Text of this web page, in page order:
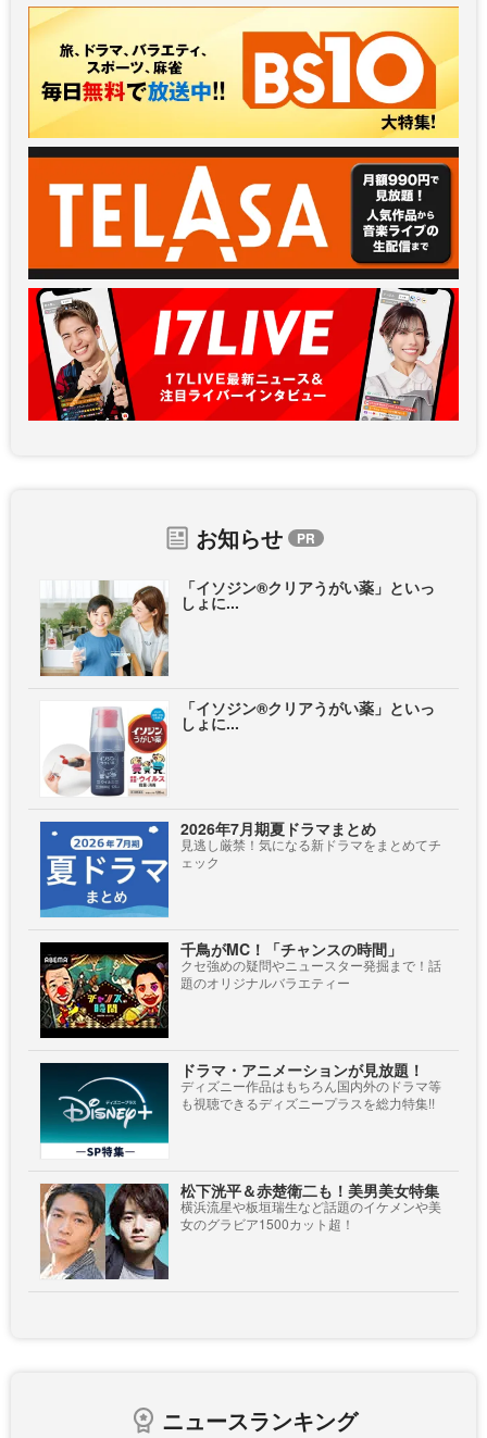
お知らせ
「イソジン®クリアうがい薬」といっ
しょに...
「イソジン®クリアうがい薬」といっ
しょに...
2026年7月期夏ドラマまとめ
見逃し厳禁！気になる新ドラマをまとめてチ
ェック
千鳥がMC！「チャンスの時間」
クセ強めの疑問やニュースター発掘まで！話
題のオリジナルバラエティー
ドラマ・アニメーションが見放題！
ディズニー作品はもちろん国内外のドラマ等
も視聴できるディズニープラスを総力特集!!
松下洸平＆赤楚衛二も！美男美女特集
横浜流星や板垣瑞生など話題のイケメンや美
女のグラビア1500カット超！
ニュースランキング